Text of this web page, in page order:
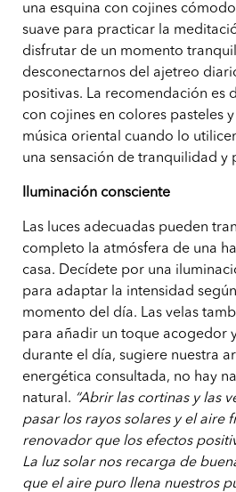
una esquina con cojines
suave para practicar la
disfrutar de un momento
desconectarnos del ajetreo
positivas. La recomendación es
con cojines en colores pasteles
música oriental cuando lo
una sensación de tranquilidad y
Iluminación consciente
Las luces adecuadas pueden
completo la atmósfera de una
casa. Decídete por una
para adaptar la intensidad
momento del día. Las velas
para añadir un toque acogedor
durante el día, sugiere nuestra
energética consultada, no hay
natural. “Abrir las cortinas y las
pasar los rayos solares y el aire
renovador que los efectos
La luz solar nos recarga de
que el aire puro llena nuestros